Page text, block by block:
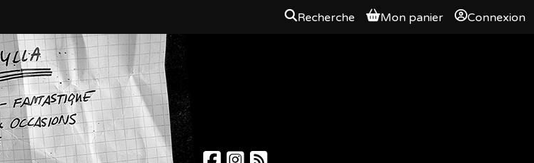
Recherche Mon panier Connexion